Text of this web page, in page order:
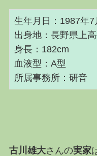
生年月日：1987年7
出身地：長野県上
身長：182cm
血液型：A型
所属事務所：研音
古川雄大さんの実家